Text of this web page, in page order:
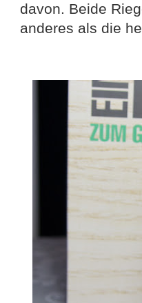
davon. Beide
anderes als die